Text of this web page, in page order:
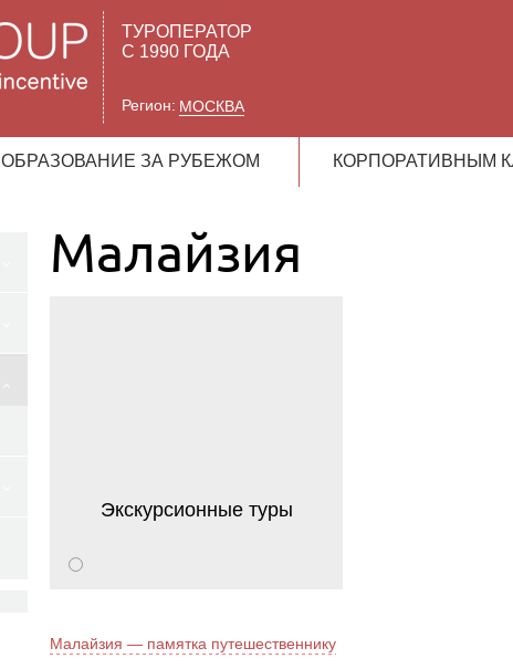
ТУРОПЕРАТОР
С 1990 ГОДА
Регион: МОСКВА
ОБРАЗОВАНИЕ ЗА РУБЕЖОМ КОРПОРАТИВНЫМ
Малайзия
Экскурсионные туры
Малайзия — памятка путешественнику